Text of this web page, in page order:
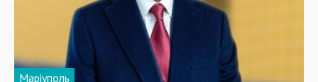
Маріуполь